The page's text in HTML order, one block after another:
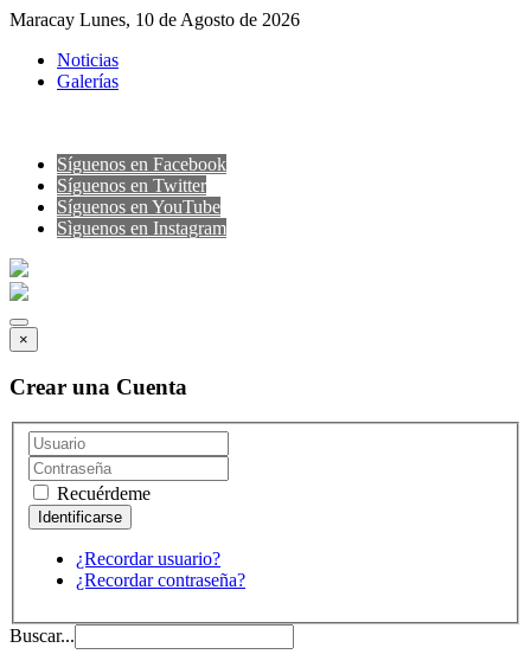
Maracay Lunes, 10 de Agosto de 2026
Noticias
Galerías
Síguenos en Facebook
Síguenos en Twitter
Síguenos en YouTube
Sìguenos en Instagram
×
Crear una Cuenta
Recuérdeme
¿Recordar usuario?
¿Recordar contraseña?
Buscar...